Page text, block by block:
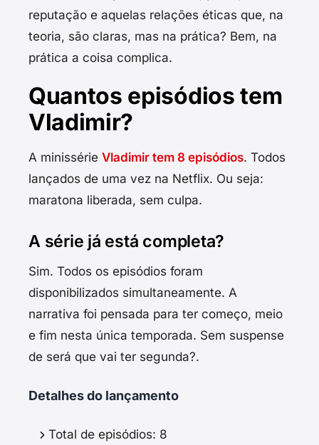
reputação e aquelas relações éticas que, na
teoria, são claras, mas na prática? Bem, na
prática a coisa complica.
Quantos episódios tem
Vladimir?
A minissérie Vladimir tem 8 episódios. Todos
lançados de uma vez na Netflix. Ou seja:
maratona liberada, sem culpa.
A série já está completa?
Sim. Todos os episódios foram
disponibilizados simultaneamente. A
narrativa foi pensada para ter começo, meio
e fim nesta única temporada. Sem suspense
de será que vai ter segunda?.
Detalhes do lançamento
Total de episódios: 8